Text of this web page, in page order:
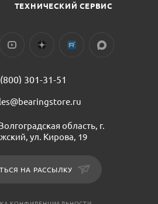
ТЕХНИЧЕСКИЙ СЕРВИС
301-31-51
область, г.
ул. Кирова, 19
НА РАССЫЛКУ